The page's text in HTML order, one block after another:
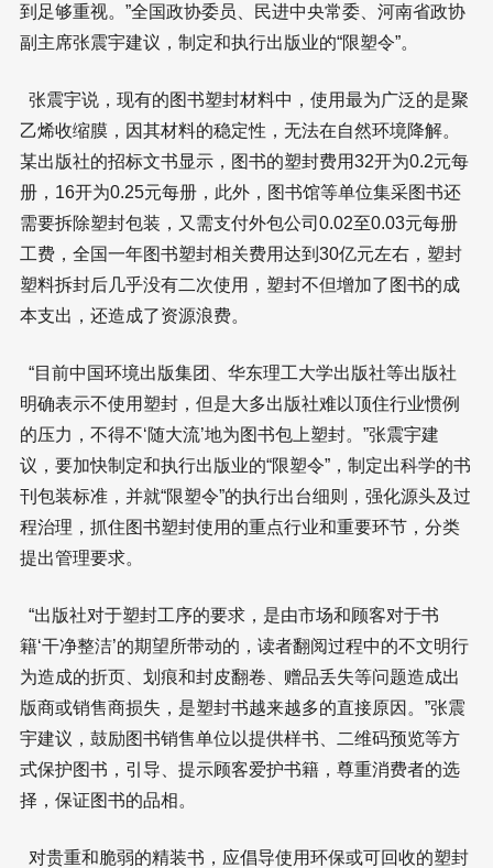
到足够重视。”全国政协委员、民进中央常委、河南省政协
副主席张震宇建议，制定和执行出版业的“限塑令”。
张震宇说，现有的图书塑封材料中，使用最为广泛的是聚
乙烯收缩膜，因其材料的稳定性，无法在自然环境降解。
某出版社的招标文书显示，图书的塑封费用32开为0.2元每
册，16开为0.25元每册，此外，图书馆等单位集采图书还
需要拆除塑封包装，又需支付外包公司0.02至0.03元每册
工费，全国一年图书塑封相关费用达到30亿元左右，塑封
塑料拆封后几乎没有二次使用，塑封不但增加了图书的成
本支出，还造成了资源浪费。
“目前中国环境出版集团、华东理工大学出版社等出版社
明确表示不使用塑封，但是大多出版社难以顶住行业惯例
的压力，不得不‘随大流’地为图书包上塑封。”张震宇建
议，要加快制定和执行出版业的“限塑令”，制定出科学的书
刊包装标准，并就“限塑令”的执行出台细则，强化源头及过
程治理，抓住图书塑封使用的重点行业和重要环节，分类
提出管理要求。
“出版社对于塑封工序的要求，是由市场和顾客对于书
籍‘干净整洁’的期望所带动的，读者翻阅过程中的不文明行
为造成的折页、划痕和封皮翻卷、赠品丢失等问题造成出
版商或销售商损失，是塑封书越来越多的直接原因。”张震
宇建议，鼓励图书销售单位以提供样书、二维码预览等方
式保护图书，引导、提示顾客爱护书籍，尊重消费者的选
择，保证图书的品相。
对贵重和脆弱的精装书，应倡导使用环保或可回收的塑封